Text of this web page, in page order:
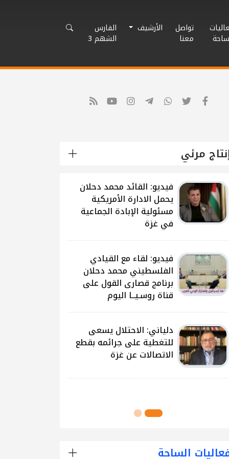
تواصل
معنا
الأرشيف الفارس
الشهم 3
مرئي
شاهد: لقاء القيادي
الفلسطيني محمد دحلان
حول تطورات الحرب
الاسرائيلية
النيرب: اللجنة الوطنية
للشراكة والتنمية بدأت بتوزيع
آلاف الحقائب على الطلبة
اللجنة الوطنية للشراكة
والتنمية تُنفذ مشروع توزيع
محافظة رفح
الساحة